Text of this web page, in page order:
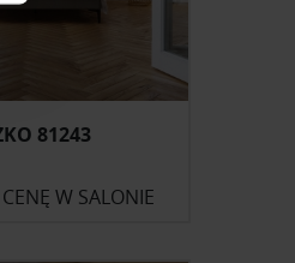
81243
W SALONIE